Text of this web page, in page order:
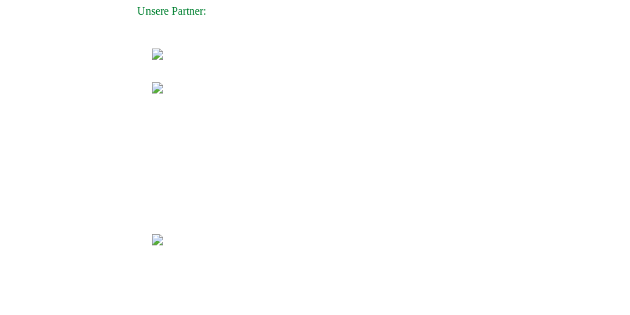
Unsere Partner: